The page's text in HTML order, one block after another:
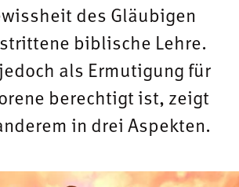
des Gläubigen
biblische Lehre.
als Ermutigung für
berechtigt ist, zeigt
in drei Aspekten.